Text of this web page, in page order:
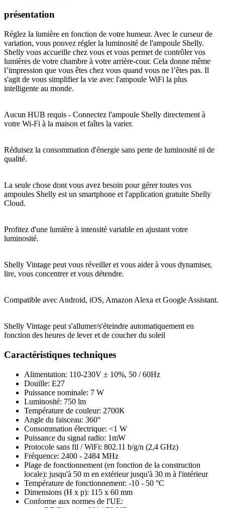
présentation
Réglez la lumière en fonction de votre humeur. Avec le curseur de
variation, vous pouvez régler la luminosité de l'ampoule Shelly.
Shelly vous accueille chez vous et vous permet de contrôler vos
lumières de votre chambre à votre arrière-cour. Cela donne même
l’impression que vous êtes chez vous quand vous ne l’êtes pas. Il
s'agit de vous simplifier la vie avec l'ampoule WiFi la plus
intelligente au monde.
Aucun HUB requis - Connectez l'ampoule Shelly directement à
votre Wi-Fi à la maison et faîtes la varier.
Réduisez la consommation d'énergie sans perte de luminosité ni de
qualité.
La seule chose dont vous avez besoin pour gérer toutes vos
ampoules Shelly est un smartphone et l'application gratuite Shelly
Cloud.
Profitez d'une lumière à intensité variable en ajustant votre
luminosité.
Shelly Vintage peut vous réveiller et vous aider à vous dynamiser,
lire, vous concentrer et vous détendre.
Compatible avec Android, iOS, Amazon Alexa et Google Assistant.
Shelly Vintage peut s'allumer/s'éteindre automatiquement en
fonction des heures de lever et de coucher du soleil
Caractéristiques techniques
Alimentation: 110-230V ± 10%, 50 / 60Hz
Douille: E27
Puissance nominale: 7 W
Luminosité: 750 lm
Température de couleur: 2700K
Angle du faisceau: 360°
Consommation électrique: <1 W
Puissance du signal radio: 1mW
Protocole sans fil / WiFi: 802.11 b/g/n (2,4 GHz)
Fréquence: 2400 - 2484 MHz
Plage de fonctionnement (en fonction de la construction
locale): jusqu'à 50 m en extérieur jusqu'à 30 m à l'intérieur
Température de fonctionnement: -10 - 50 °C
Dimensions (H x p): 115 x 60 mm
Conforme aux normes de l'UE: